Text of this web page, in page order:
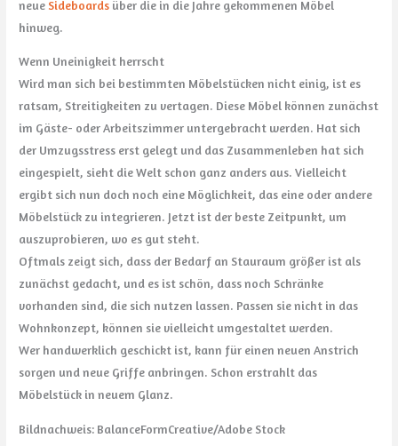
neue Sideboards über die in die Jahre gekommenen Möbel
hinweg.
Wenn Uneinigkeit herrscht
Wird man sich bei bestimmten Möbelstücken nicht einig, ist es
ratsam, Streitigkeiten zu vertagen. Diese Möbel können zunächst
im Gäste- oder Arbeitszimmer untergebracht werden. Hat sich
der Umzugsstress erst gelegt und das Zusammenleben hat sich
eingespielt, sieht die Welt schon ganz anders aus. Vielleicht
ergibt sich nun doch noch eine Möglichkeit, das eine oder andere
Möbelstück zu integrieren. Jetzt ist der beste Zeitpunkt, um
auszuprobieren, wo es gut steht.
Oftmals zeigt sich, dass der Bedarf an Stauraum größer ist als
zunächst gedacht, und es ist schön, dass noch Schränke
vorhanden sind, die sich nutzen lassen. Passen sie nicht in das
Wohnkonzept, können sie vielleicht umgestaltet werden.
Wer handwerklich geschickt ist, kann für einen neuen Anstrich
sorgen und neue Griffe anbringen. Schon erstrahlt das
Möbelstück in neuem Glanz.
Bildnachweis: BalanceFormCreative/Adobe Stock